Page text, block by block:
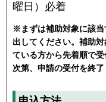
曜日）必着
※まずは補助対象に該
出してください。補助
ている方から先着順で
次第、申請の受付を終了